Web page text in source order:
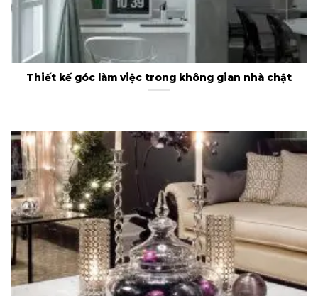
Thiết kế góc làm việc trong không gian nhà chật